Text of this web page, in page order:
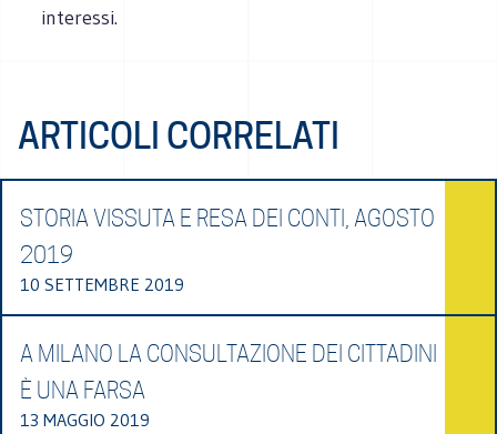
interessi.
ARTICOLI CORRELATI
STORIA VISSUTA E RESA DEI CONTI, AGOSTO
2019
10 SETTEMBRE 2019
A MILANO LA CONSULTAZIONE DEI CITTADINI
È UNA FARSA
13 MAGGIO 2019